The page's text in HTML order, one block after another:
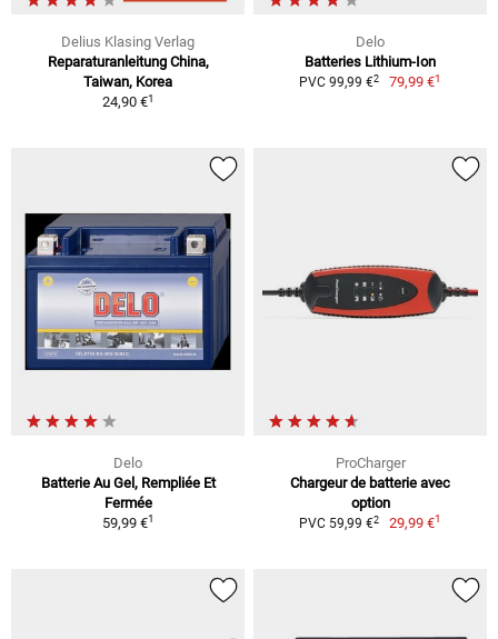
Delius Klasing Verlag
Reparaturanleitung China,
Taiwan, Korea
24,90 €1
Delo
Batteries Lithium-Ion
PVC 99,99 €2 79,99 €1
Delo
Batterie Au Gel, Rempliée Et
Fermée
59,99 €1
ProCharger
Chargeur de batterie avec
option
PVC 59,99 €2 29,99 €1